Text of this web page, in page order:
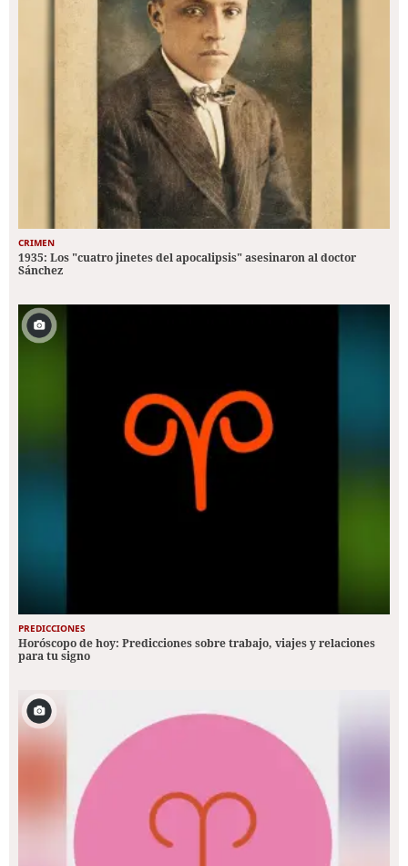
CRIMEN
1935: Los "cuatro jinetes del apocalipsis" asesinaron al doctor
Sánchez
PREDICCIONES
Horóscopo de hoy: Predicciones sobre trabajo, viajes y relaciones
para tu signo